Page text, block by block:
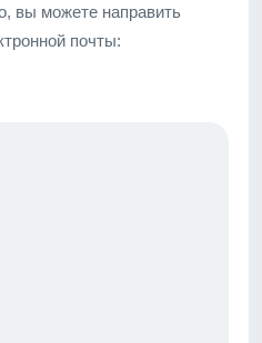
вы можете направить
почты: